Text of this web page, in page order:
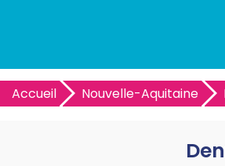
Accueil Nouvelle-Aquitaine